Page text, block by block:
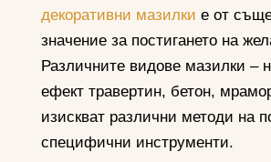
декоративни мазилки е от
значение за постигането на
Различните видове мазилки –
ефект травертин, бетон,
изискват различни методи на
специфични инструменти.